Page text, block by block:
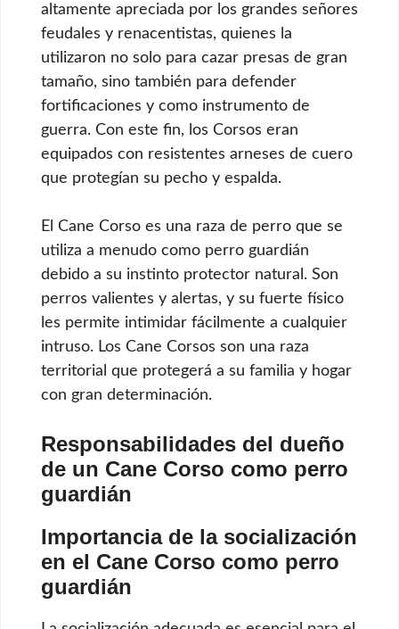
altamente apreciada por los grandes señores
feudales y renacentistas, quienes la
utilizaron no solo para cazar presas de gran
tamaño, sino también para defender
fortificaciones y como instrumento de
guerra. Con este fin, los Corsos eran
equipados con resistentes arneses de cuero
que protegían su pecho y espalda.
El Cane Corso es una raza de perro que se
utiliza a menudo como perro guardián
debido a su instinto protector natural. Son
perros valientes y alertas, y su fuerte físico
les permite intimidar fácilmente a cualquier
intruso. Los Cane Corsos son una raza
territorial que protegerá a su familia y hogar
con gran determinación.
Responsabilidades del dueño
de un Cane Corso como perro
guardián
Importancia de la socialización
en el Cane Corso como perro
guardián